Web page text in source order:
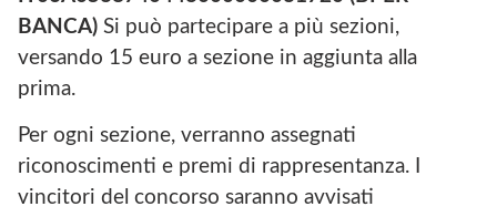
BANCA) Si può partecipare a più sezioni,
versando 15 euro a sezione in aggiunta alla
prima.
Per ogni sezione, verranno assegnati
riconoscimenti e premi di rappresentanza. I
vincitori del concorso saranno avvisati